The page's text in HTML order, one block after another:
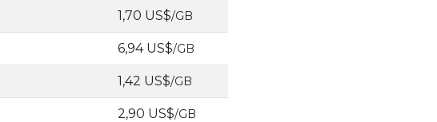
1,70 US$/GB
6,94 US$/GB
1,42 US$/GB
2,90 US$/GB